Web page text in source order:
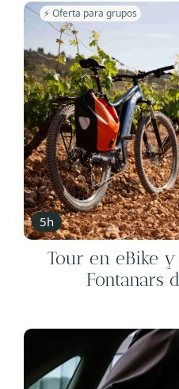
5h
⚡️ Oferta para grupos
Tour en eBike
Fontanars